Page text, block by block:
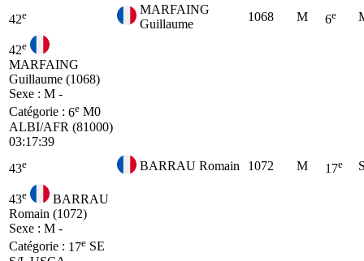
42e
MARFAING
Guillaume
1068 M 6e
42e
MARFAING
Guillaume (1068)
Sexe : M -
Catégorie : 6e M0
ALBI/AFR (81000)
03:17:39
43e BARRAU Romain 1072 M 17e
43e
BARRAU
Romain (1072)
Sexe : M -
Catégorie : 17e SE